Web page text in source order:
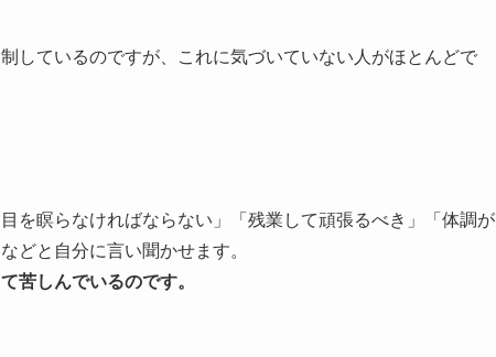
しているのですが、これに気づいていない人がほとんどで
を瞑らなければならない」「残業して頑張るべき」「体調が
どと自分に言い聞かせます。
苦しんでいるのです。